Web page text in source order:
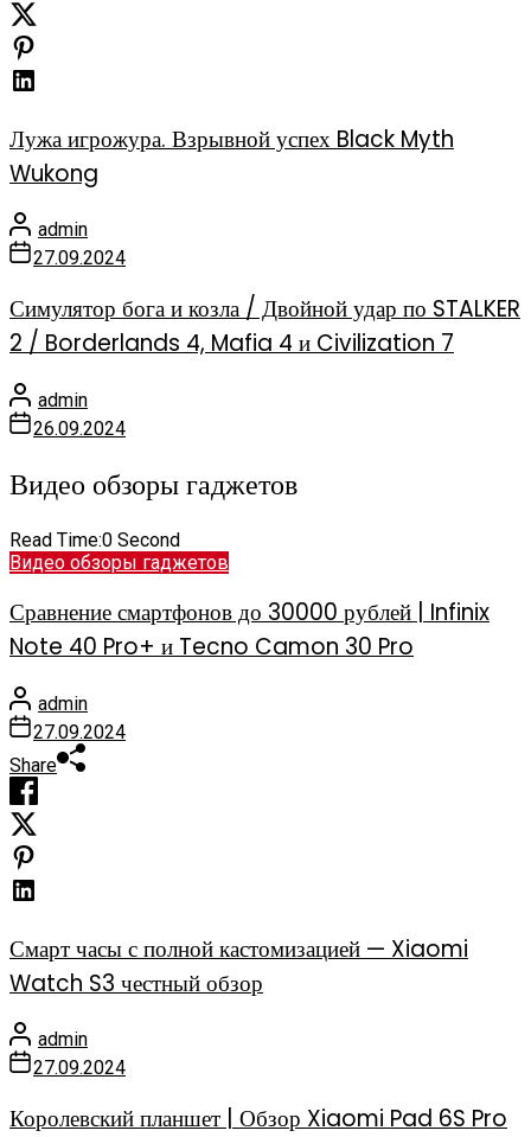
Лужа игрожура. Взрывной успех Black Myth
Wukong
admin
27.09.2024
Симулятор бога и козла / Двойной удар по STALKER
2 / Borderlands 4, Mafia 4 и Civilization 7
admin
26.09.2024
Видео обзоры гаджетов
Read Time:0 Second
Видео обзоры гаджетов
Сравнение смартфонов до 30000 рублей | Infinix
Note 40 Pro+ и Tecno Camon 30 Pro
admin
27.09.2024
Share
Смарт часы с полной кастомизацией — Xiaomi
Watch S3 честный обзор
admin
27.09.2024
Королевский планшет | Обзор Xiaomi Pad 6S Pro